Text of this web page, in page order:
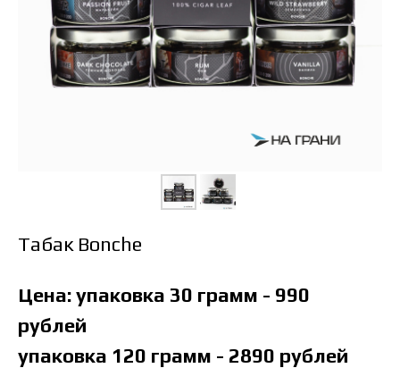
Табак Bonche
Цена: упаковка 30 грамм - 990
рублей
упаковка 120 грамм - 2890 рублей